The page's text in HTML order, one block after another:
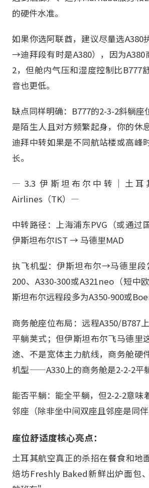
的硬件水准。
如果你选阿联酋，建议尽量选A380
→迪拜段有时是A380），因为A380
2，但舱内气压和湿度控制比B777
音也更低。
缺点同样明确：B777的2-3-2斜躺座
是陌生人且对方频繁起身，你的休
迪拜中转如果是不同航站楼或高峰
长。
— 3.3 伊斯坦布尔中转｜土耳
Airlines（TK）—
中转路径：上海浦东PVG（或通
伊斯坦布尔IST → 马德里MAD
执飞机型：伊斯坦布尔→马德里段
200、A330-300或A321neo（短中
斯坦布尔远程段多为A350-900或
商务舱座位布局：远程A350/B787
平躺荚式；但伊斯坦布尔飞马德里
途、不是宽体主力航线，商务舱硬
机型——A330上的商务舱是2-2-2平
能否平躺：能全平躺，但2-2-2意味
邻座（除非坐中间双座且邻座是同伴
座位舒适度核心亮点：
土耳其航空真正的杀招在餐食和
焙坊Freshly Baked新鲜出炉面包